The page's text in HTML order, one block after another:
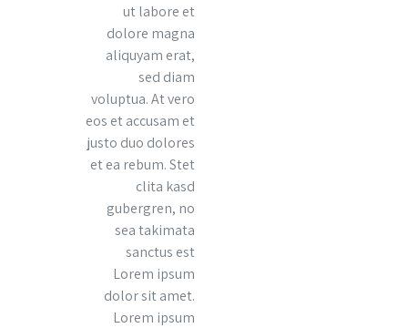
ut labore et
dolore magna
aliquyam erat,
sed diam
voluptua. At vero
eos et accusam et
justo duo dolores
et ea rebum. Stet
clita kasd
gubergren, no
sea takimata
sanctus est
Lorem ipsum
dolor sit amet.
Lorem ipsum